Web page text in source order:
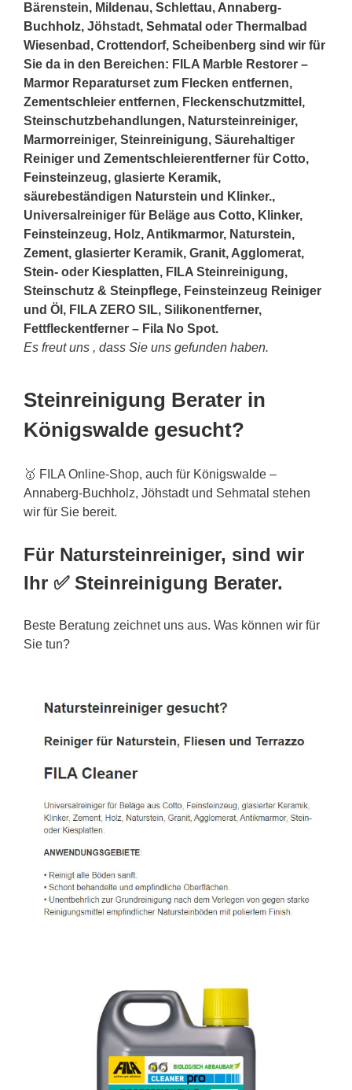
Bärenstein, Mildenau, Schlettau, Annaberg-
Buchholz, Jöhstadt, Sehmatal oder Thermalbad
Wiesenbad, Crottendorf, Scheibenberg sind wir für
Sie da in den Bereichen: FILA Marble Restorer –
Marmor Reparaturset zum Flecken entfernen,
Zementschleier entfernen, Fleckenschutzmittel,
Steinschutzbehandlungen, Natursteinreiniger,
Marmorreiniger, Steinreinigung, Säurehaltiger
Reiniger und Zementschleierentferner für Cotto,
Feinsteinzeug, glasierte Keramik,
säurebeständigen Naturstein und Klinker.,
Universalreiniger für Beläge aus Cotto, Klinker,
Feinsteinzeug, Holz, Antikmarmor, Naturstein,
Zement, glasierter Keramik, Granit, Agglomerat,
Stein- oder Kiesplatten, FILA Steinreinigung,
Steinschutz & Steinpflege, Feinsteinzeug Reiniger
und Öl, FILA ZERO SIL, Silikonentferner,
Fettfleckentferner – Fila No Spot.
Es freut uns , dass Sie uns gefunden haben.
Steinreinigung Berater in
Königswalde gesucht?
🥇 FILA Online-Shop, auch für Königswalde –
Annaberg-Buchholz, Jöhstadt und Sehmatal stehen
wir für Sie bereit.
Für Natursteinreiniger, sind wir
Ihr ✅ Steinreinigung Berater.
Beste Beratung zeichnet uns aus. Was können wir für
Sie tun?